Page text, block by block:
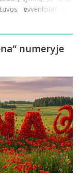
gyventojai bus
lūkesčius, finansinę
padeda
numeryje